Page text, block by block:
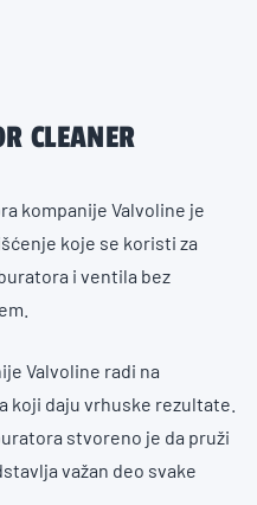
CLEANER
kompanije Valvoline je
koje se koristi za
i ventila bez
Valvoline radi na
koji daju vrhuske rezultate.
stvoreno je da pruži
važan deo svake